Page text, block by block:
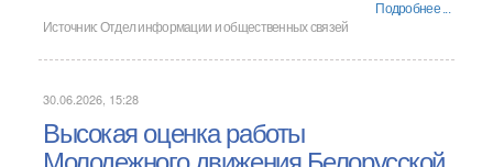
Подробнее ...
Источник:Отдел информации и общественных связей
30.06.2026, 15:28
Высокая оценка работы